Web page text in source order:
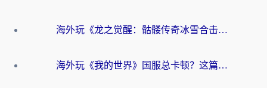
海外玩《龙之觉醒：骷髅传奇冰雪合击》延迟高？这篇指南帮你解决卡顿烦恼！
海外玩《我的世界》国服总卡顿？这篇我的世界游戏加速器指南帮你解决所有问题